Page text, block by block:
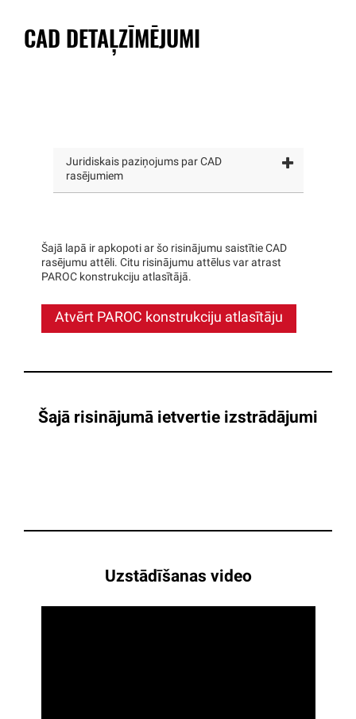
CAD DETAĻZĪMĒJUMI
Juridiskais paziņojums par CAD
rasējumiem
Šajā lapā ir apkopoti ar šo risinājumu saistītie CAD
rasējumu attēli. Citu risinājumu attēlus var atrast
PAROC konstrukciju atlasītājā.
Atvērt PAROC konstrukciju atlasītāju
Šajā risinājumā ietvertie izstrādājumi
Uzstādīšanas video